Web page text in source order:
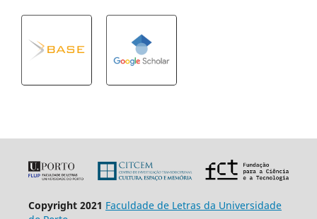
Copyright 2021 Faculdade de Letras da Universidade